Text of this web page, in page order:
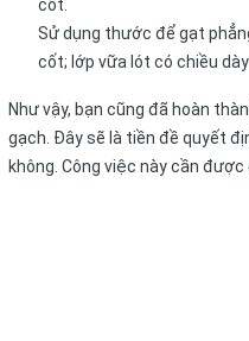
cốt.
Sử dụng thước để gạt
cốt; lớp vữa lót có chiều
Như vậy, bạn cũng đã hoàn
gạch. Đây sẽ là tiền đề quyết
không. Công việc này cần được